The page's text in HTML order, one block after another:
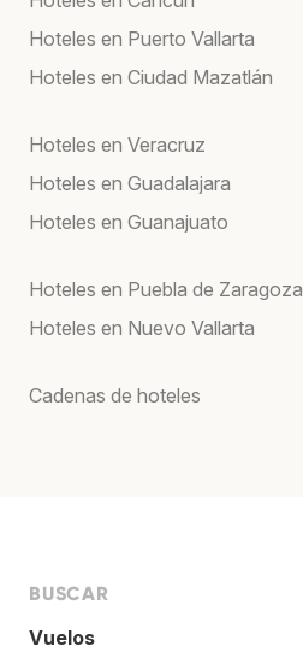
Hoteles en Puerto Vallarta
Hoteles en Ciudad Mazatlán
Hoteles en Veracruz
Hoteles en Guadalajara
Hoteles en Guanajuato
Hoteles en Puebla de Zaragoza
Hoteles en Nuevo Vallarta
Cadenas de hoteles
BUSCAR
Vuelos